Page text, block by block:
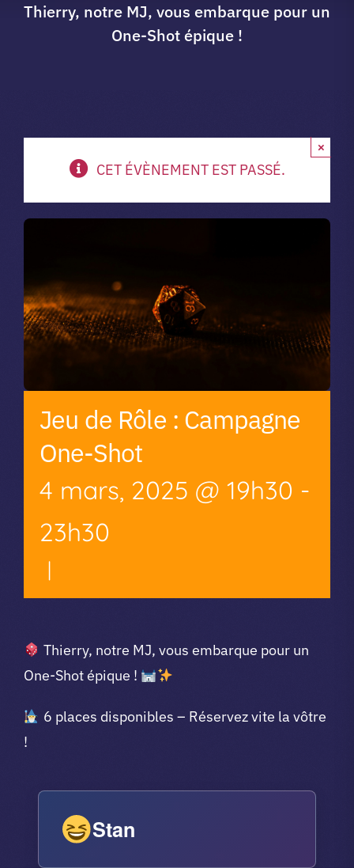
A propos du club
Vibe Game
Thierry, notre MJ, vous embarque pour un
One-Shot épique !
CET ÉVÈNEMENT EST PASSÉ.
×
Jeu de Rôle : Campagne
One-Shot
4 mars, 2025 @ 19h30 -
23h30
|
Thierry, notre MJ, vous embarque pour un
One-Shot épique !
6 places disponibles – Réservez vite la vôtre
!
Stan